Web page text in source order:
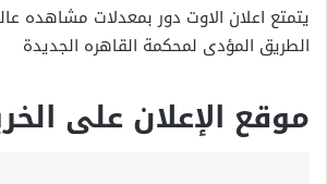
يتمتع اعلان الاوت دور بمعدلات مشاهده
الطريق المؤدى لمحكمة القاهره الجديدة
موقع الإعلان على